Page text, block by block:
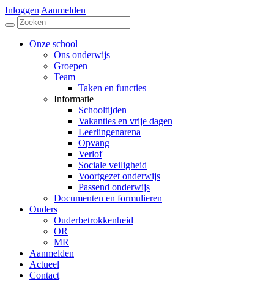
Inloggen Aanmelden
Onze school
Ons onderwijs
Groepen
Team
Taken en functies
Informatie
Schooltijden
Vakanties en vrije dagen
Leerlingenarena
Opvang
Verlof
Sociale veiligheid
Voortgezet onderwijs
Passend onderwijs
Documenten en formulieren
Ouders
Ouderbetrokkenheid
OR
MR
Aanmelden
Actueel
Contact